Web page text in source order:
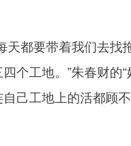
都要带着我们去找
个工地。”朱春财的
己工地上的活都顾